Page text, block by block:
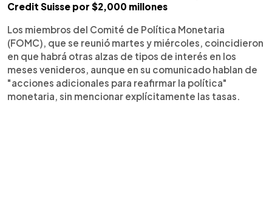
Credit Suisse por $2,000 millones
Los miembros del Comité de Política Monetaria
(FOMC), que se reunió martes y miércoles, coincidieron
en que habrá otras alzas de tipos de interés en los
meses venideros, aunque en su comunicado hablan de
"acciones adicionales para reafirmar la política"
monetaria, sin mencionar explícitamente las tasas.